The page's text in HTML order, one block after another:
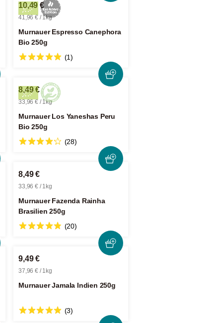
10,49 €
41,96 € / 1kg
Murnauer Espresso Canephora
Bio 250g
(1)
8,49 €
33,96 € / 1kg
Murnauer Los Yaneshas Peru
Bio 250g
(28)
8,49 €
33,96 € / 1kg
Murnauer Fazenda Rainha
Brasilien 250g
(20)
9,49 €
37,96 € / 1kg
Murnauer Jamala Indien 250g
(3)